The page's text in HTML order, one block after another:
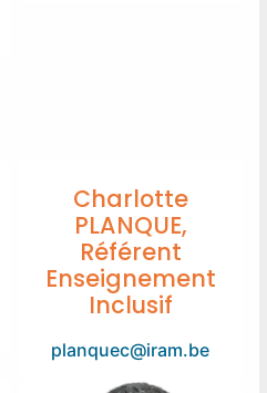
Charlotte
PLANQUE,
Référent
Enseignement
Inclusif
planquec@iram.be